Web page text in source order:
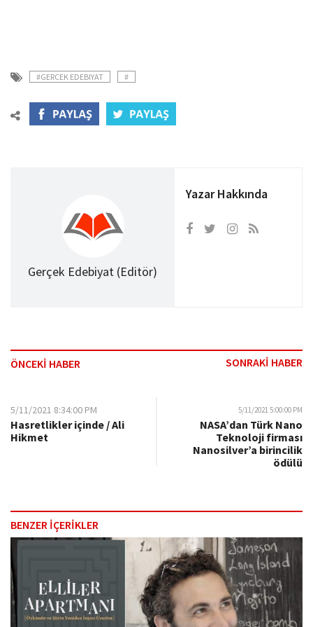
#GERCEK EDEBIYAT #
Gerçek Edebiyat (Editör)
Yazar Hakkında
ÖNCEKİ HABER SONRAKİ HABER
5/11/2021 8:34:00 PM
Hasretlikler içinde / Ali
Hikmet
5/11/2021 5:00:00 PM
NASA’dan Türk Nano
Teknoloji firması
Nanosilver’a birincilik
ödülü
BENZER İÇERİKLER